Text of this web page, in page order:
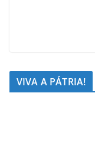
VIVA A PÁTRIA!